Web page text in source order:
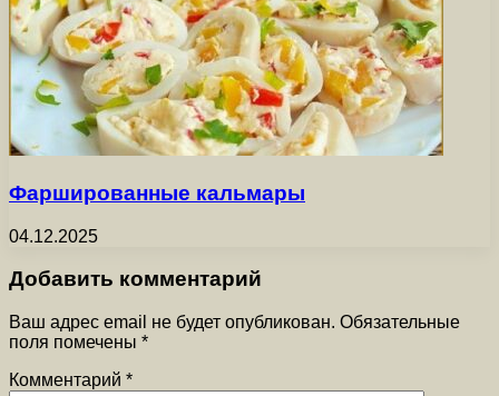
Фаршированные кальмары
04.12.2025
Добавить комментарий
Ваш адрес email не будет опубликован. Обязательные
поля помечены *
Комментарий *